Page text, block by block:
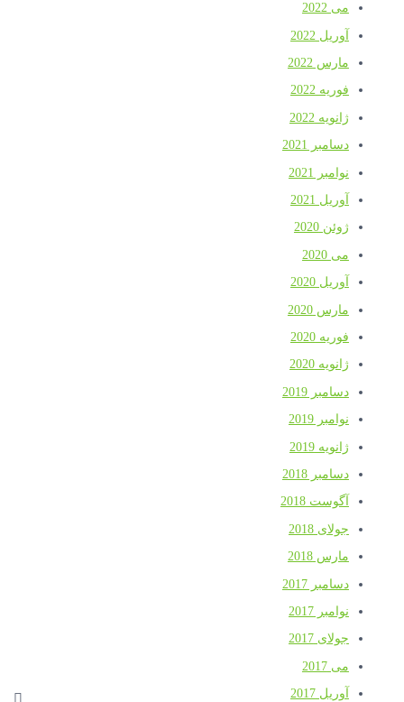
می 2022
آوریل 2022
مارس 2022
فوریه 2022
ژانویه 2022
دسامبر 2021
نوامبر 2021
آوریل 2021
ژوئن 2020
می 2020
آوریل 2020
مارس 2020
فوریه 2020
ژانویه 2020
دسامبر 2019
نوامبر 2019
ژانویه 2019
دسامبر 2018
آگوست 2018
جولای 2018
مارس 2018
دسامبر 2017
نوامبر 2017
جولای 2017
می 2017
آوریل 2017